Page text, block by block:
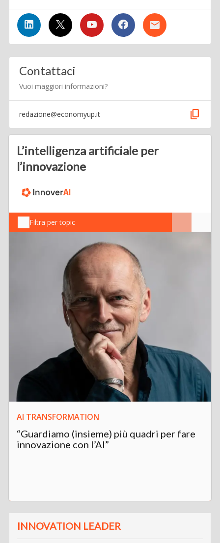
Contattaci
Vuoi maggiori informazioni?
redazione@economyup.it content_copy
L’intelligenza artificiale per
l’innovazione
Filtra per topic
AI TRANSFORMATION
“Guardiamo (insieme) più quadri per fare
innovazione con l’AI”
INNOVATION LEADER